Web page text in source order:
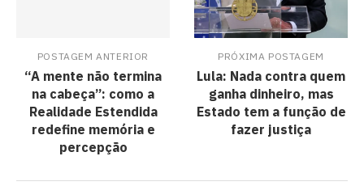
POSTAGEM ANTERIOR
“A mente não termina
na cabeça”: como a
Realidade Estendida
redefine memória e
percepção
PRÓXIMA POSTAGEM
Lula: Nada contra quem
ganha dinheiro, mas
Estado tem a função de
fazer justiça